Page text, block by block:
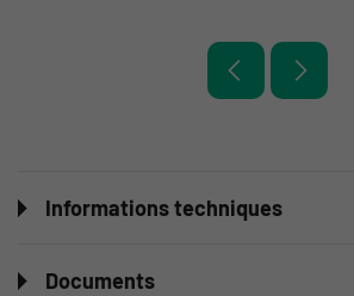
Informations techniques
Documents